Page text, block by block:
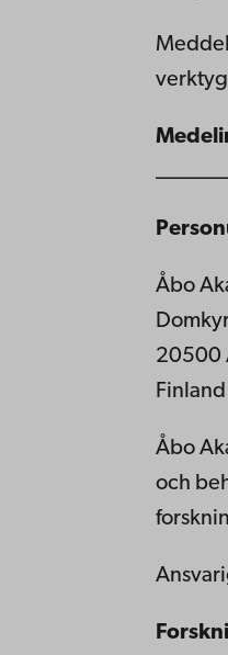
Åbo
20500
Finland
Åbo
och